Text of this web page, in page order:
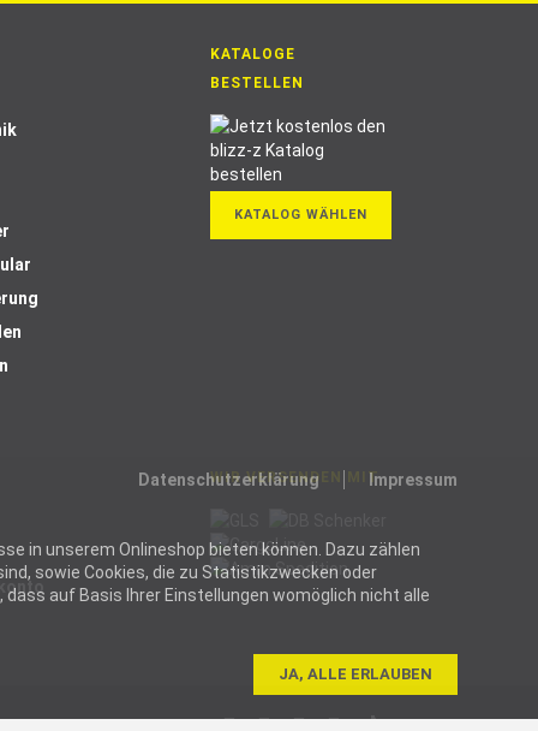
Datenschutzerklärung
Impressum
in unserem Onlineshop bieten können. Dazu zählen
sowie Cookies, die zu Statistikzwecken oder
auf Basis Ihrer Einstellungen womöglich nicht alle
JA, ALLE ERLAUBEN
KATALOGE
BESTELLEN
KATALOG WÄHLEN
WIR VERSENDEN MIT